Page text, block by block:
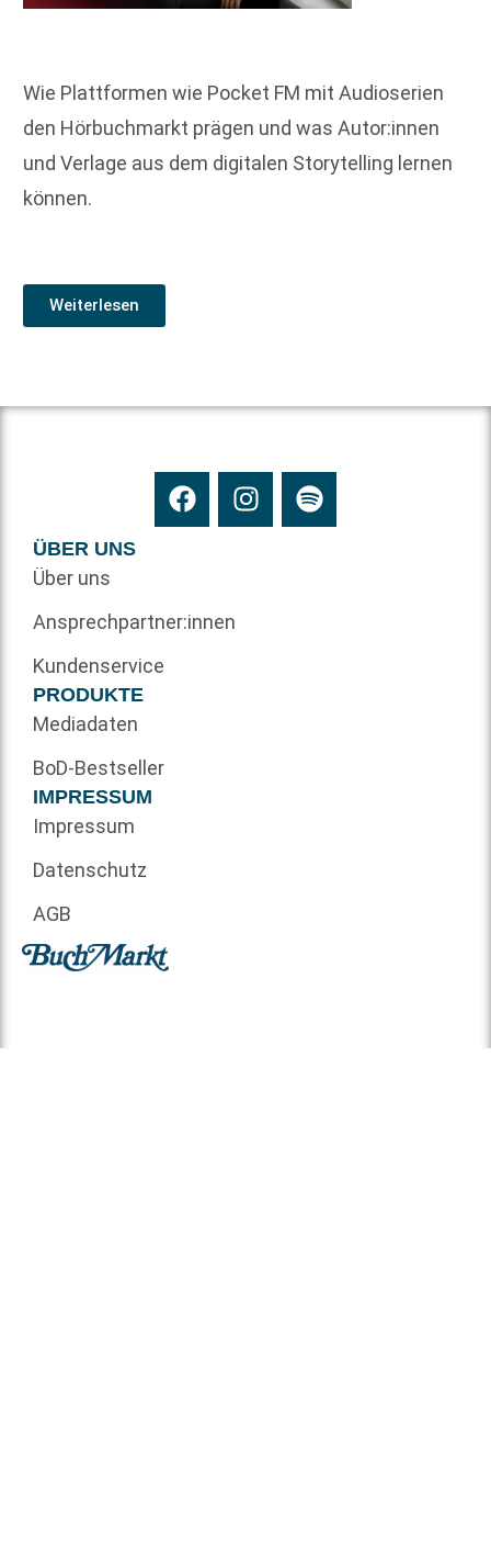
Wie Plattformen wie Pocket FM mit Audioserien
den Hörbuchmarkt prägen und was Autor:innen
und Verlage aus dem digitalen Storytelling lernen
können.
Weiterlesen
ÜBER UNS
Über uns
Ansprechpartner:innen
Kundenservice
PRODUKTE
Mediadaten
BoD-Bestseller
IMPRESSUM
Impressum
Datenschutz
AGB